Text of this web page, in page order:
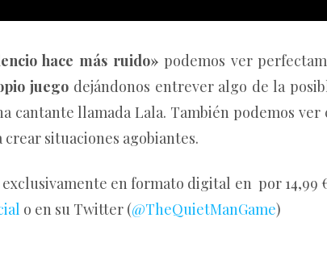
hace más ruido» podemos ver
juegodejándonos entrever algo de la
cantante llamada Lala. También podemos
situaciones agobiantes.
exclusivamente en formato digital en por 14,99
o en su Twitter (@TheQuietManGame)